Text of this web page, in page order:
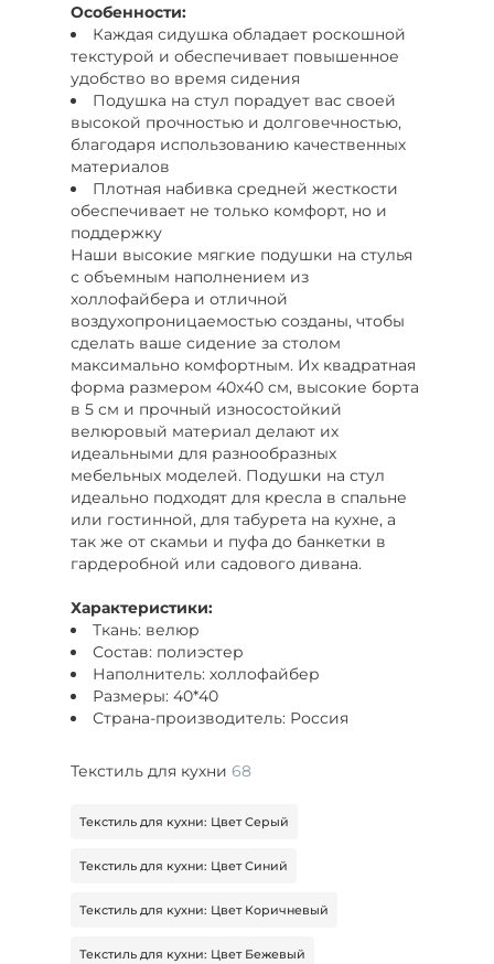
Особенности:
Каждая сидушка обладает роскошной
текстурой и обеспечивает повышенное
удобство во время сидения
Подушка на стул порадует вас своей
высокой прочностью и долговечностью,
благодаря использованию качественных
материалов
Плотная набивка средней жесткости
обеспечивает не только комфорт, но и
поддержку
Наши высокие мягкие подушки на стулья
с объемным наполнением из
холлофайбера и отличной
воздухопроницаемостью созданы, чтобы
сделать ваше сидение за столом
максимально комфортным. Их квадратная
форма размером 40x40 см, высокие борта
в 5 см и прочный износостойкий
велюровый материал делают их
идеальными для разнообразных
мебельных моделей. Подушки на стул
идеально подходят для кресла в спальне
или гостинной, для табурета на кухне, а
так же от скамьи и пуфа до банкетки в
гардеробной или садового дивана.
Характеристики:
Ткань: велюр
Состав: полиэстер
Наполнитель: холлофайбер
Размеры: 40*40
Страна-производитель: Россия
Текстиль для кухни 68
Текстиль для кухни: Цвет Серый
Текстиль для кухни: Цвет Синий
Текстиль для кухни: Цвет Коричневый
Текстиль для кухни: Цвет Бежевый